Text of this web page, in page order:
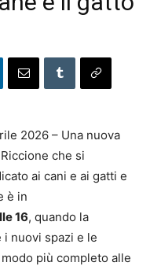
2026 – Una nuova
che si
ai cani e ai gatti e
è in
16, quando la
nuovi spazi e le
più completo alle